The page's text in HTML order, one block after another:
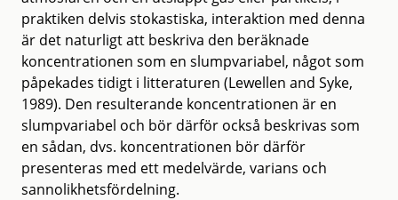
praktiken delvis stokastiska, interaktion med denna
är det naturligt att beskriva den beräknade
koncentrationen som en slumpvariabel, något som
påpekades tidigt i litteraturen (Lewellen and Syke,
1989). Den resulterande koncentrationen är en
slumpvariabel och bör därför också beskrivas som
en sådan, dvs. koncentrationen bör därför
presenteras med ett medelvärde, varians och
sannolikhetsfördelning.